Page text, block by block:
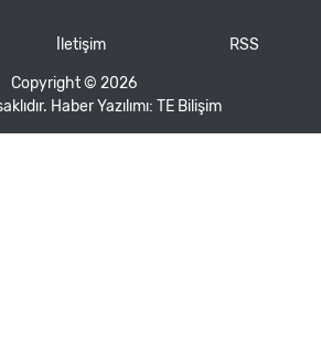
İletişim RSS
Copyright © 2026
Haber Yazılımı: TE Bilişim